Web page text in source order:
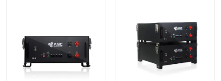
хранение батареи домочадца